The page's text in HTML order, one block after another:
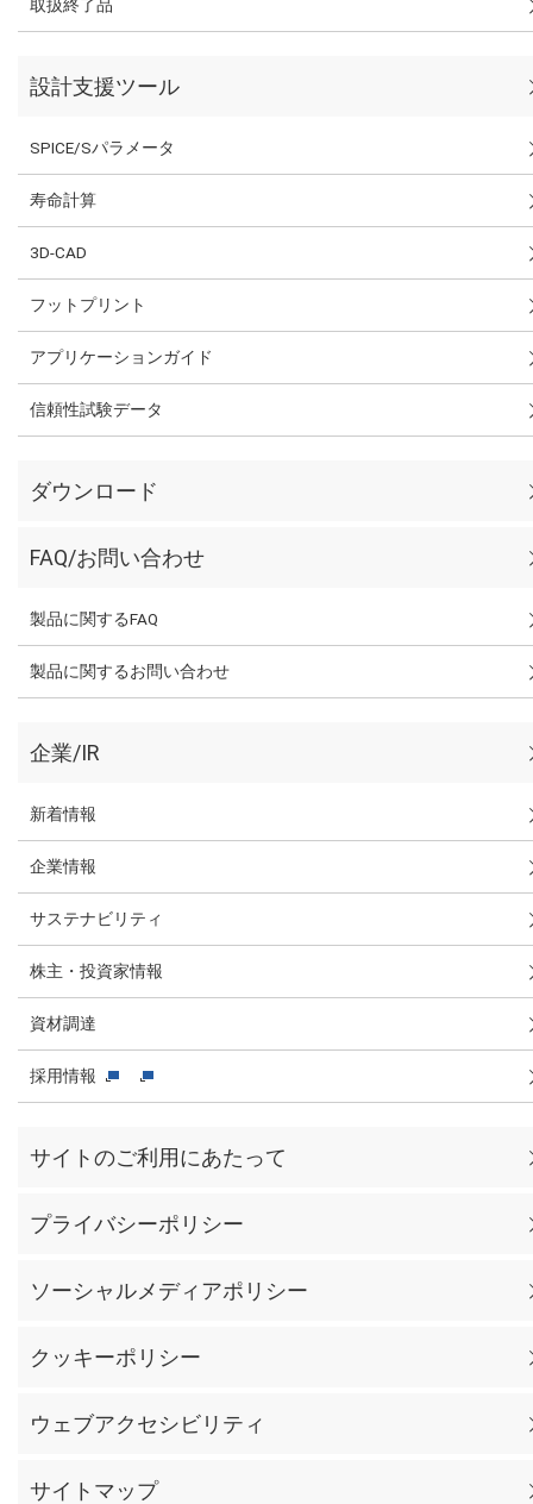
取扱終了品
設計支援ツール
SPICE/Sパラメータ
寿命計算
3D-CAD
フットプリント
アプリケーションガイド
信頼性試験データ
ダウンロード
FAQ/お問い合わせ
製品に関するFAQ
製品に関するお問い合わせ
企業/IR
新着情報
企業情報
サステナビリティ
株主・投資家情報
資材調達
採用情報
サイトのご利用にあたって
プライバシーポリシー
ソーシャルメディアポリシー
クッキーポリシー
ウェブアクセシビリティ
サイトマップ